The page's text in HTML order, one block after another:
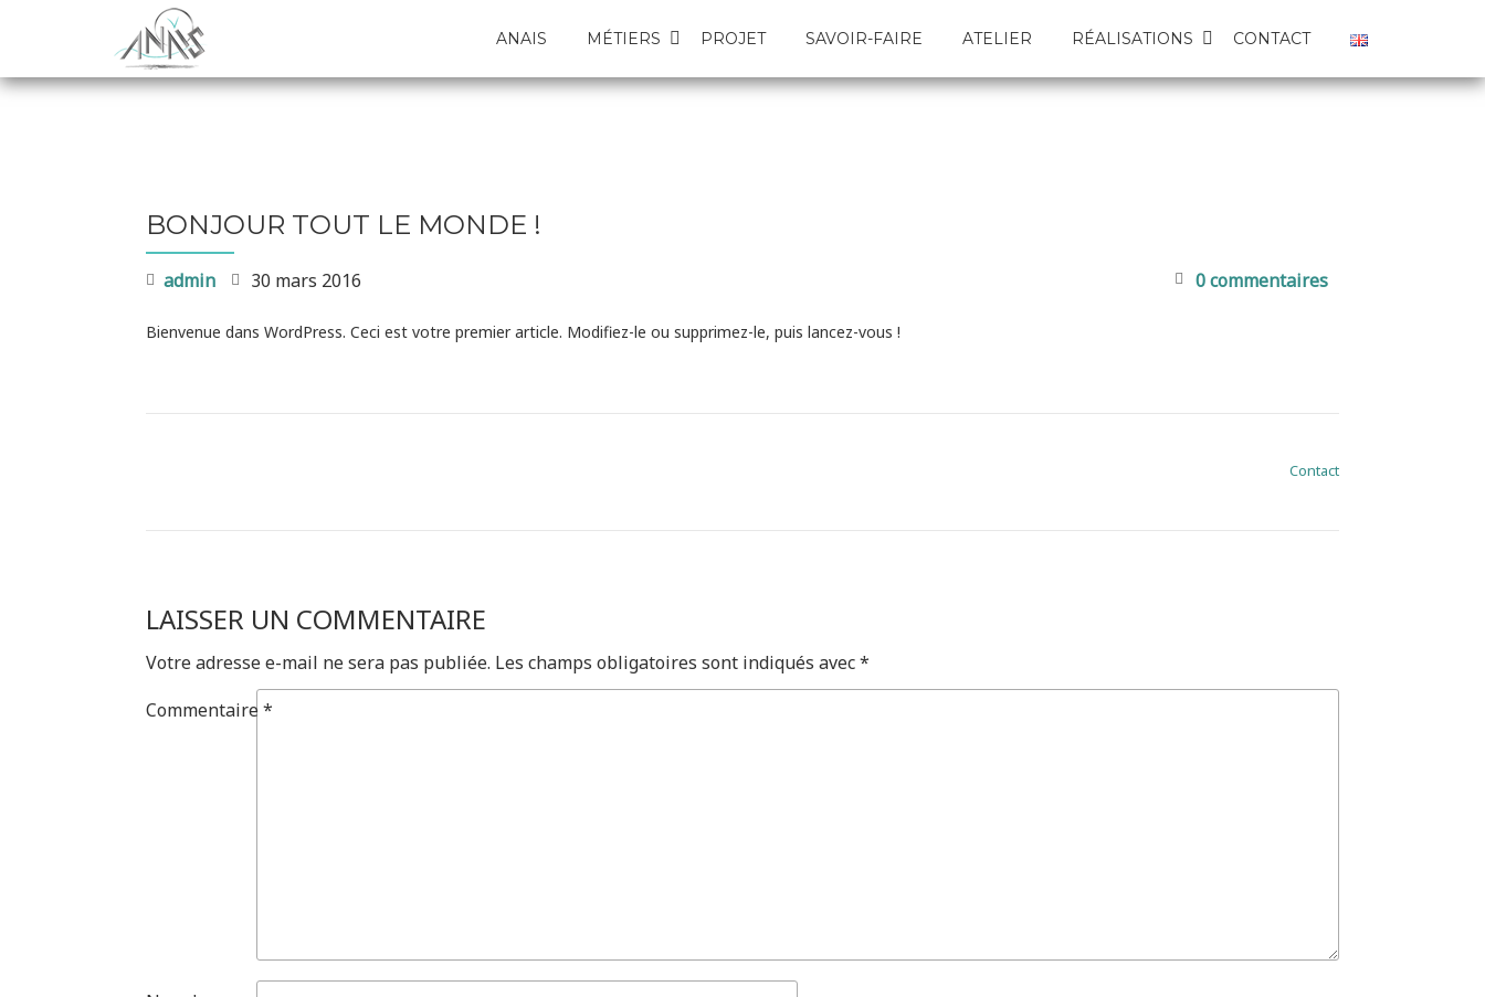
au
ANAIS MÉTIERS PROJET SAVOIR-FAIRE ATELIER RÉALISATIONS CONTACT
BONJOUR TOUT LE MONDE !
admin 30 mars 2016 0 commentaires
Bienvenue dans WordPress. Ceci est votre premier article. Modifiez-le ou supprimez-le, puis lancez-vous !
Contact
LAISSER UN COMMENTAIRE
Votre adresse e-mail ne sera pas publiée. Les champs obligatoires sont indiqués avec*
Commentaire*